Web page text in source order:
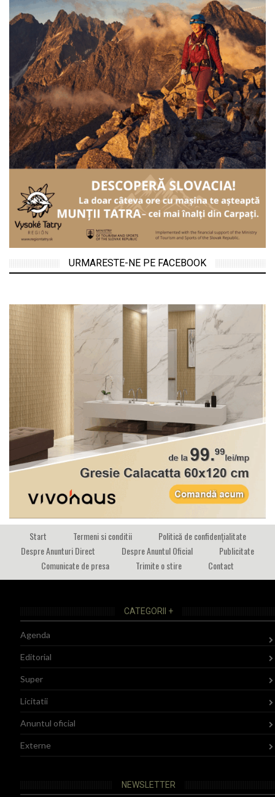
URMARESTE-NE PE FACEBOOK
Start Termeni si conditii
Politică de confidențialitate
Despre Anunturi Direct
Despre Anuntul Oficial
Publicitate
Comunicate de presa
Trimite o stire Contact
CATEGORII +
Agenda
Editorial
Super
Licitatii
Anuntul oficial
Externe
NEWSLETTER